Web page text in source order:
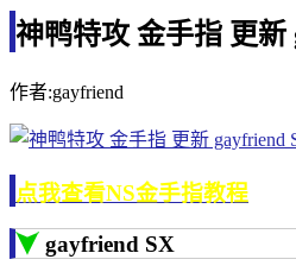
神鸭特攻 金手指 更新
作者:gayfriend
点我查看NS金手指教程
gayfriend SX